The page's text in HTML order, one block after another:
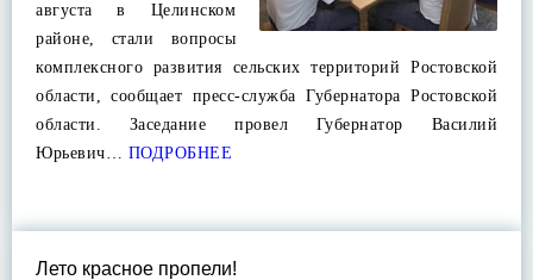
августа в Целинском
районе, стали вопросы
комплексного развития сельских территорий Ростовской
области, сообщает пресс-служба Губернатора Ростовской
области. Заседание провел Губернатор Василий
Юрьевич… ПОДРОБНЕЕ
Лето красное пропели!